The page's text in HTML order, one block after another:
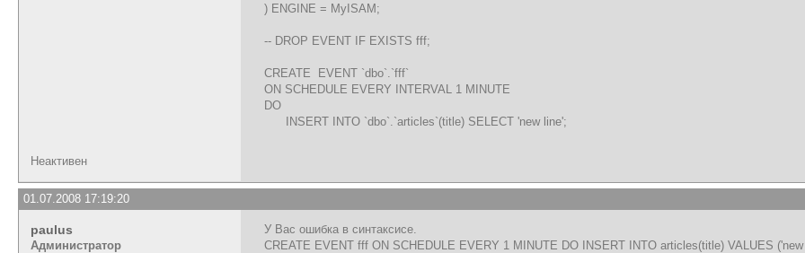
) ENGINE = MyISAM;
-- DROP EVENT IF EXISTS fff;
CREATE EVENT `dbo`.`fff`
ON SCHEDULE EVERY INTERVAL 1 MINUTE
DO
INSERT INTO `dbo`.`articles`(title) SELECT 'new line';
Неактивен
01.07.2008 17:19:20
paulus
Администратор
У Вас ошибка в синтаксисе.
CREATE EVENT fff ON SCHEDULE EVERY 1 MINUTE DO INSERT INTO articles(title) VALUES